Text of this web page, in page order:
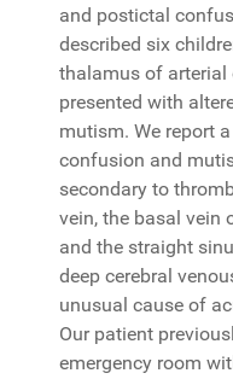
and postictal
described six
thalamus of arterial
presented with
mutism. We report
confusion and
secondary to
vein, the basal vein
and the straight
deep cerebral
unusual cause of
Our patient
emergency room